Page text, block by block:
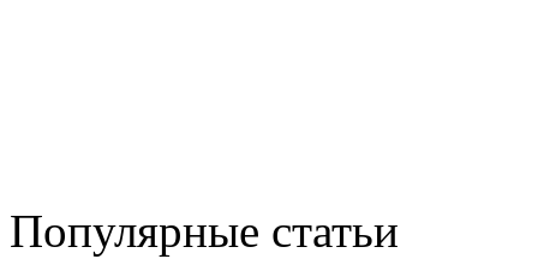
Популярные статьи